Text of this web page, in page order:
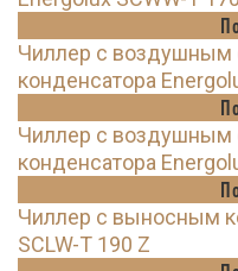
Чиллер с
конденсатора
Чиллер с
конденсатора
Чиллер с выносным
SCLW-T 190 Z